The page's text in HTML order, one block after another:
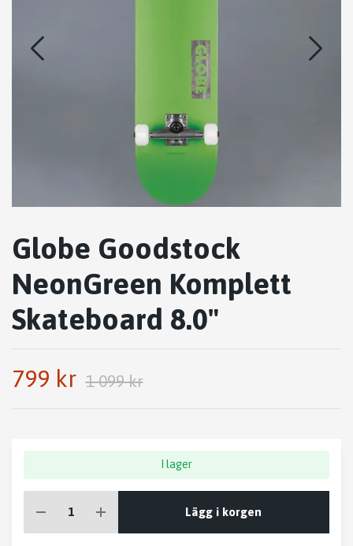
Globe Goodstock
NeonGreen Komplett
Skateboard 8.0"
799 kr 1 099 kr
I lager
Lägg i korgen